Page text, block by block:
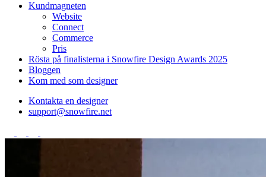
Kundmagneten
Website
Connect
Commerce
Pris
Rösta på finalisterna i Snowfire Design Awards 2025
Bloggen
Kom med som designer
Kontakta en designer
support@snowfire.net